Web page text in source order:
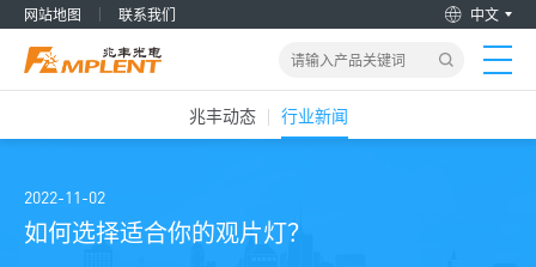
网站地图 联系我们 中文
产品&解决方案
兆丰动态 行业新闻
2022-11-02
如何选择适合你的观片灯？